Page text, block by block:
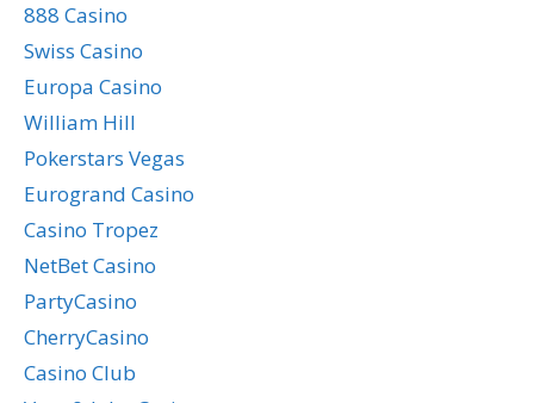
888 Casino
Swiss Casino
Europa Casino
William Hill
Pokerstars Vegas
Eurogrand Casino
Casino Tropez
NetBet Casino
PartyCasino
CherryCasino
Casino Club